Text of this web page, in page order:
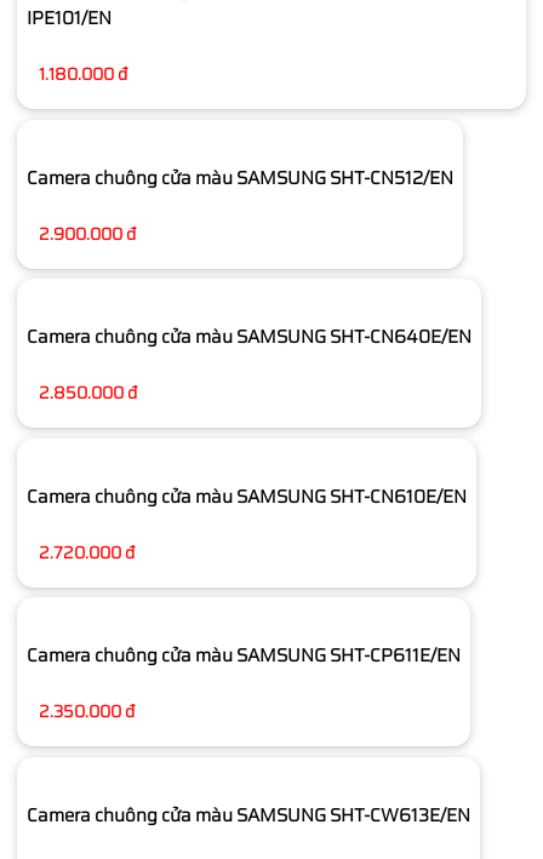
IPE101/EN
1.180.000 đ
Camera chuông cửa màu SAMSUNG SHT-CN512/EN
2.900.000 đ
Camera chuông cửa màu SAMSUNG SHT-CN640E/EN
2.850.000 đ
Camera chuông cửa màu SAMSUNG SHT-CN610E/EN
2.720.000 đ
Camera chuông cửa màu SAMSUNG SHT-CP611E/EN
2.350.000 đ
Camera chuông cửa màu SAMSUNG SHT-CW613E/EN